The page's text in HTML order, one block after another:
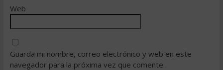
Web
Guarda mi nombre, correo electrónico y web en este
navegador para la próxima vez que comente.